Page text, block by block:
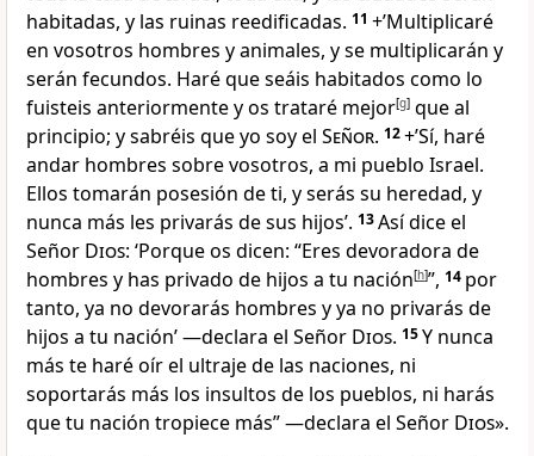
habitadas, y las ruinas reedificadas. 11 +’Multiplicaré
en vosotros hombres y animales, y se multiplicarán y
serán fecundos. Haré que seáis habitados como lo
fuisteis anteriormentey os trataré mejor[g] que al
principio; y sabréis que yo soy el Señor. 12+’Sí, haré
andar hombres sobre vosotros, a mi pueblo Israel.
Ellos tomarán posesión de ti, y serás su heredad, y
nunca más les privarás de sus hijos’. 13Así dice el
Señor Dios: ‘Porque os dicen: “Eres devoradora de
hombres y has privado de hijos a tu nación[h]”, 14 por
tanto, ya no devorarás hombres y ya no privarás de
hijos a tu nación’ —declara el Señor Dios. 15Y nunca
más te haré oír el ultraje de las naciones, ni
soportarás más los insultos de los pueblos, ni harás
que tu nación tropiece más” —declara el Señor Dios».